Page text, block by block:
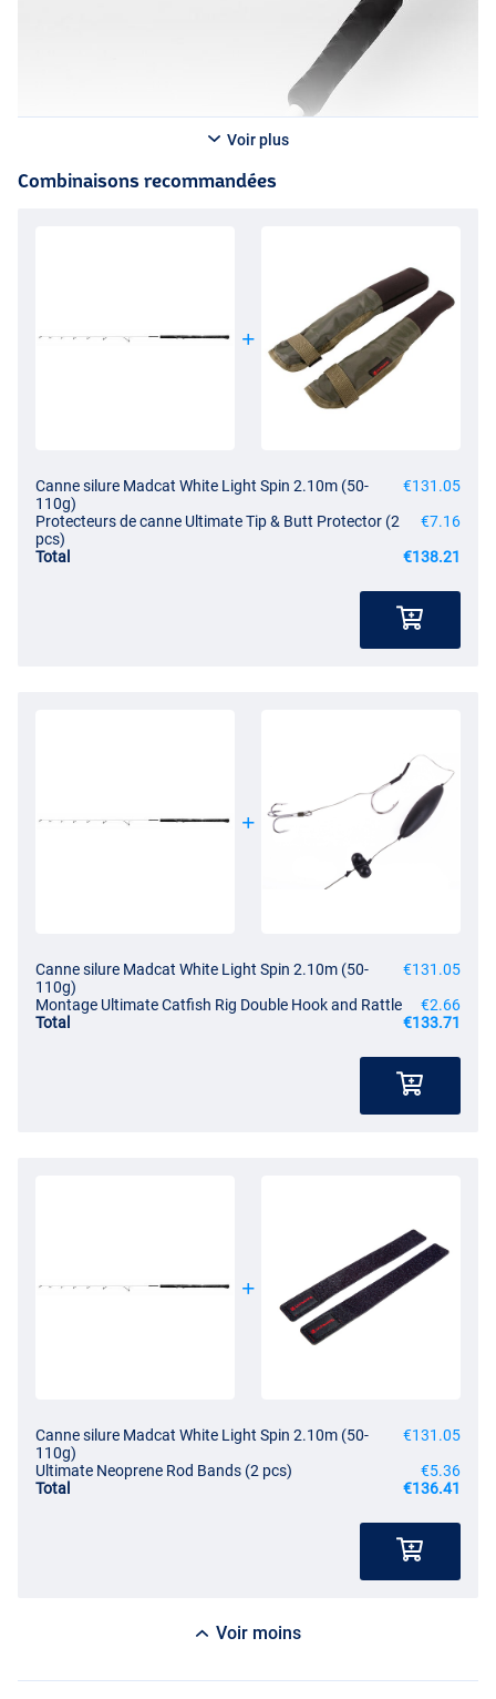
Voir plus
Combinaisons recommandées
Canne silure Madcat White Light Spin 2.10m (50-
110g)
€131.05
Protecteurs de canne Ultimate Tip & Butt Protector (2
pcs)
€7.16
Total
€138.21
Canne silure Madcat White Light Spin 2.10m (50-
110g)
€131.05
Montage Ultimate Catfish Rig Double Hook and Rattle
€2.66
Total
€133.71
Canne silure Madcat White Light Spin 2.10m (50-
110g)
€131.05
Ultimate Neoprene Rod Bands (2 pcs)
€5.36
Total
€136.41
Voir moins